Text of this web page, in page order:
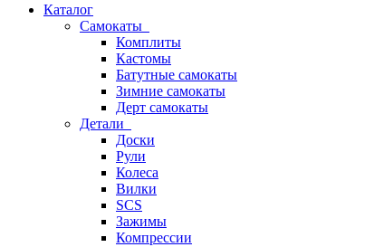
Каталог
Самокаты
Комплиты
Кастомы
Батутные самокаты
Зимние самокаты
Дерт самокаты
Детали
Доски
Рули
Колеса
Вилки
SCS
Зажимы
Компрессии